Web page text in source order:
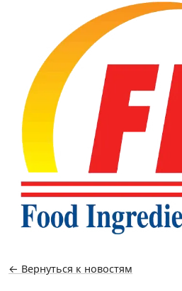
← Вернуться к новостям